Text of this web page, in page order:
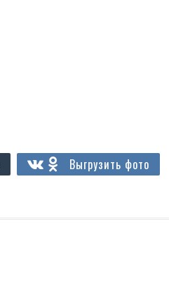
Выгрузить фото